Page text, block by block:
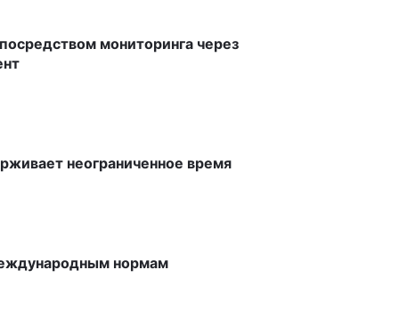
мониторинга через
неограниченное время
нормам